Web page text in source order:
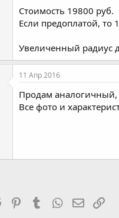
Стоимость 19800 руб.
Если предоплатой, то
Увеличенный радиус
11 Апр 2016
Продам аналогичный,
Все фото и
Reddit PinterestTumblrWhatsApp